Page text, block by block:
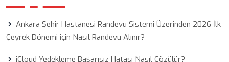
Ankara Şehir Hastanesi Randevu Sistemi Üzerinden 2026 İlk
Çeyrek Dönemi için Nasıl Randevu Alınır?
iCloud Yedekleme Başarısız Hatası Nasıl Çözülür?